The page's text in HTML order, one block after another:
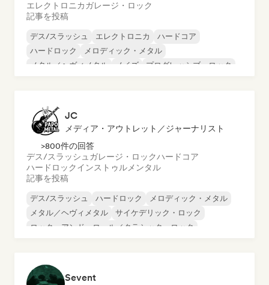
エレクトロニカガレージ・ロック
記事を投稿
デス/スラッシュ エレクトロニカ
ハードコア
ハードロック
メロディック・メタル
メタル／ヘヴィメタル
ノイズ プログレッシブ・ロック
JC
メディア・アウトレット／ジャーナリスト
>800件の回答
デス/スラッシュ ガレージ・ロックハードコア
ハードロックインストゥルメンタル
記事を投稿
デス/スラッシュ ハードロック
メロディック・メタル
メタル／ヘヴィメタル
サイケデリック・ロック
ロック・アンド・ロール／クラシック・ロック
Sevent